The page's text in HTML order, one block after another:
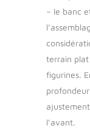
– le banc
terrain plat
figurines.
l’avant.